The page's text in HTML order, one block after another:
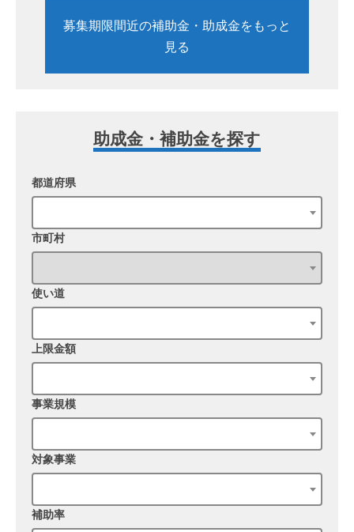
募集期限間近の補助金・助成金をもっと
見る
助成金・補助金を探す
都道府県
市町村
使い道
上限金額
事業規模
対象事業
補助率